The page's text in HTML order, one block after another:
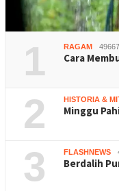
1 RAGAM
Cara
2 HISTORIA &
Minggu
3 FLASHNEWS
Berdalih